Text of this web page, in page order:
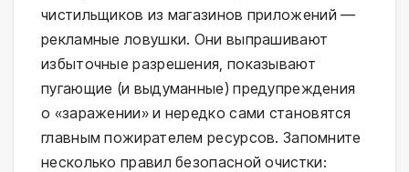
чистильщиков из магазинов приложений —
рекламные ловушки. Они выпрашивают
избыточные разрешения, показывают
пугающие (и выдуманные) предупреждения
о «заражении» и нередко сами становятся
главным пожирателем ресурсов. Запомните
несколько правил безопасной очистки: